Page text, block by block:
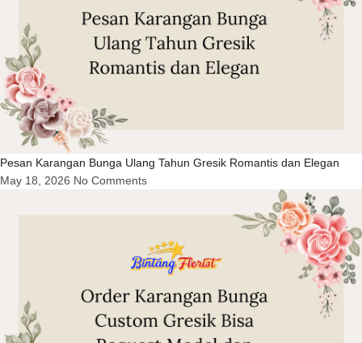
Pesan Karangan Bunga Ulang Tahun Gresik Romantis dan Elegan
May 18, 2026 No Comments